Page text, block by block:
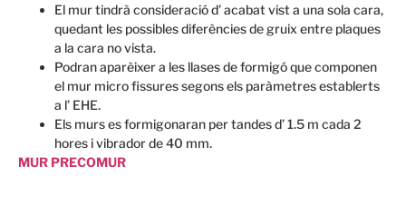
El mur tindrà consideració d’ acabat vist a una sola cara,
quedant les possibles diferències de gruix entre plaques
a la cara no vista.
Podran aparèixer a les llases de formigó que componen
el mur micro fissures segons els paràmetres establerts
a l’ EHE.
Els murs es formigonaran per tandes d’ 1.5 m cada 2
hores i vibrador de 40 mm.
MUR PRECOMUR